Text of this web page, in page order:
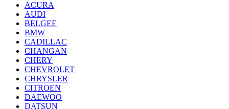
ACURA
AUDI
BELGEE
BMW
CADILLAC
CHANGAN
CHERY
CHEVROLET
CHRYSLER
CITROEN
DAEWOO
DATSUN